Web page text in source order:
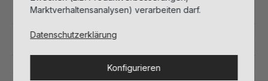
Inhaltsstoffe
Sicherheitshinweise
Marktverhaltensanalysen) verarbeiten darf.
Datenschutzerklärung
Konfigurieren